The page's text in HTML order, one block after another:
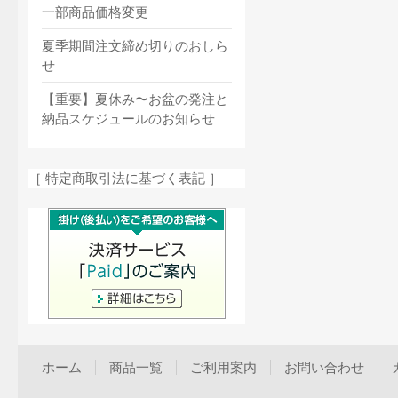
一部商品価格変更
夏季期間注文締め切りのおしら
せ
【重要】夏休み〜お盆の発注と
納品スケジュールのお知らせ
［ 特定商取引法に基づく表記 ］
ホーム 商品一覧 ご利用案内 お問い合わせ